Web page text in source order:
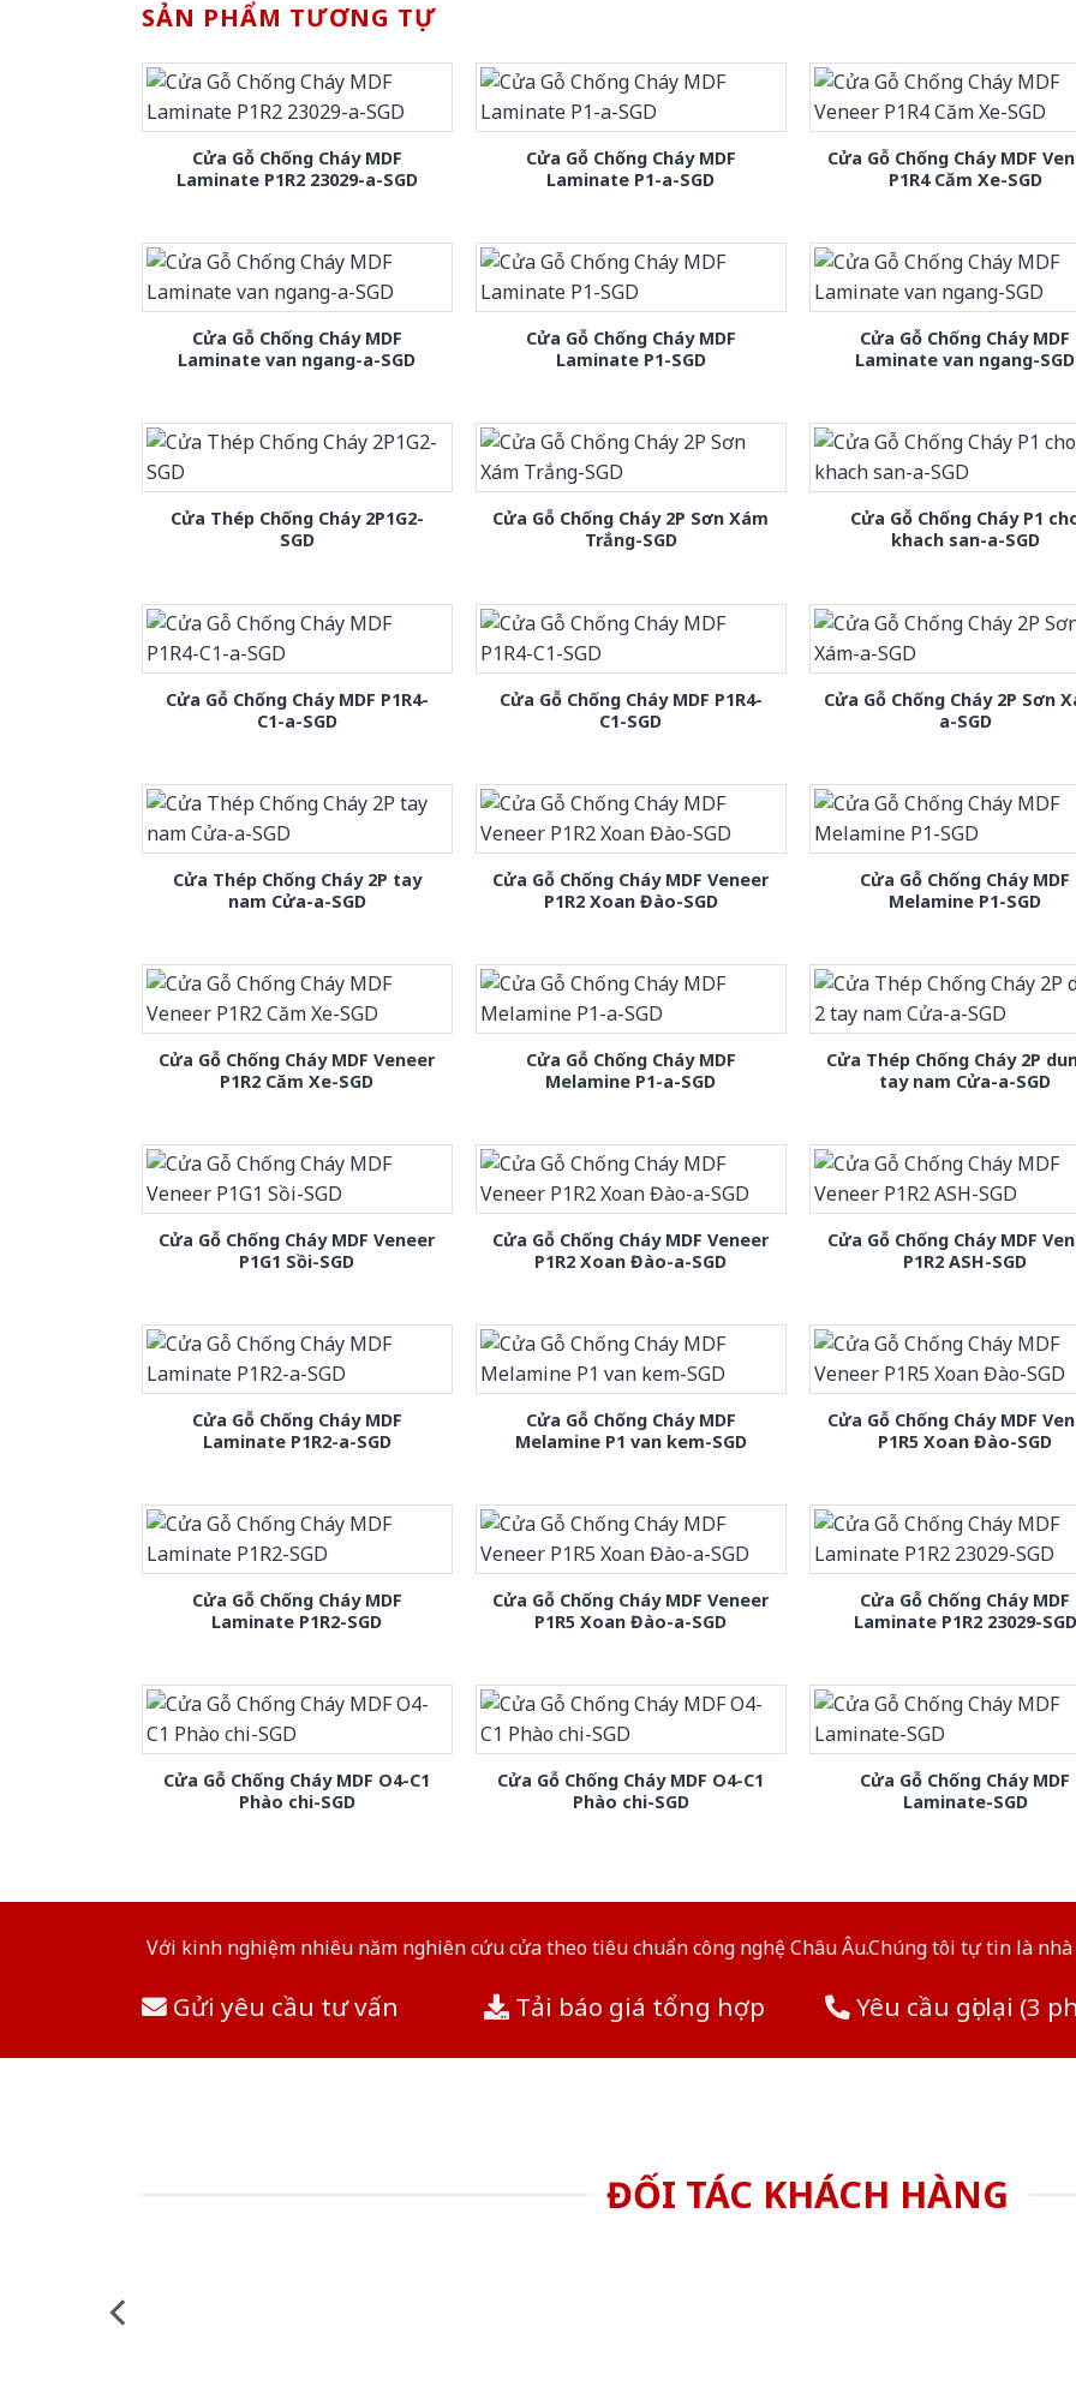
SẢN PHẨM TƯƠNG TỰ
Cửa Gỗ Chống Cháy MDF
Laminate P1R2 23029-a-SGD
Cửa Gỗ Chống Cháy MDF
Laminate P1-a-SGD
Cửa Gỗ Chống Cháy MDF
P1R4 Căm Xe-SGD
Cửa Gỗ Chống Cháy MDF
Laminate van ngang-a-SGD
Cửa Gỗ Chống Cháy MDF
Laminate P1-SGD
Cửa Gỗ Chống Cháy MDF
Laminate van ngang-SGD
Cửa Thép Chống Cháy 2P1G2-
SGD
Cửa Gỗ Chống Cháy 2P Sơn Xám
Trắng-SGD
Cửa Gỗ Chống Cháy P1
khach san-a-SGD
Cửa Gỗ Chống Cháy MDF P1R4-
C1-a-SGD
Cửa Gỗ Chống Cháy MDF P1R4-
C1-SGD
Cửa Gỗ Chống Cháy 2P Sơn
a-SGD
Cửa Thép Chống Cháy 2P tay
nam Cửa-a-SGD
Cửa Gỗ Chống Cháy MDF Veneer
P1R2 Xoan Đào-SGD
Cửa Gỗ Chống Cháy MDF
Melamine P1-SGD
Cửa Gỗ Chống Cháy MDF Veneer
P1R2 Căm Xe-SGD
Cửa Gỗ Chống Cháy MDF
Melamine P1-a-SGD
Cửa Thép Chống Cháy 2P
tay nam Cửa-a-SGD
Cửa Gỗ Chống Cháy MDF Veneer
P1G1 Sồi-SGD
Cửa Gỗ Chống Cháy MDF Veneer
P1R2 Xoan Đào-a-SGD
Cửa Gỗ Chống Cháy MDF
P1R2 ASH-SGD
Cửa Gỗ Chống Cháy MDF
Laminate P1R2-a-SGD
Cửa Gỗ Chống Cháy MDF
Melamine P1 van kem-SGD
Cửa Gỗ Chống Cháy MDF
P1R5 Xoan Đào-SGD
Cửa Gỗ Chống Cháy MDF
Laminate P1R2-SGD
Cửa Gỗ Chống Cháy MDF Veneer
P1R5 Xoan Đào-a-SGD
Cửa Gỗ Chống Cháy MDF
Laminate P1R2 23029-SGD
Cửa Gỗ Chống Cháy MDF O4-C1
Phào chi-SGD
Cửa Gỗ Chống Cháy MDF O4-C1
Phào chi-SGD
Cửa Gỗ Chống Cháy MDF
Laminate-SGD
Với kinh nghiệm nhiêu năm nghiên cứu cửa theo tiêu chuẩn công nghệ Châu Âu.Chúng tôi tự tin là
Gửi yêu cầu tư vấn Tải báo giá tổng hợp Yêu cầu gọi lại (3
ĐỐI TÁC KHÁCH HÀNG